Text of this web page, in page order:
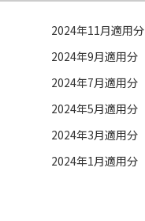
2024年11月適用分
2024年9月適用分
2024年7月適用分
2024年5月適用分
2024年3月適用分
2024年1月適用分